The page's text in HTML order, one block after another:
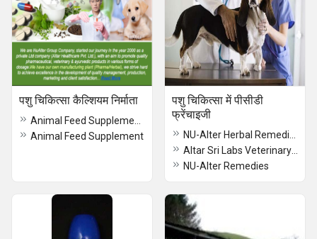
पशु चिकित्सा कैल्शियम निर्माता
Animal Feed Supplement
पशु चिकित्सा में पीसीडी
फ्रेंचाइजी
NU-Alter Remedies